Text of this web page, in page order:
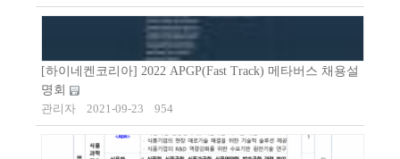
[하이네켄코리아] 2022 APGP(Fast Track) 메타버스 채용설
명회
관리자
2021-09-23 954